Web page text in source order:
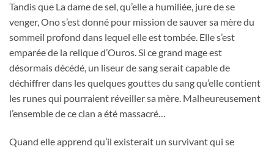
Tandis que La dame de sel, qu’elle a humiliée, jure de se
venger, Ono s’est donné pour mission de sauver sa mère du
sommeil profond dans lequel elle est tombée. Elle s’est
emparée de la relique d’Ouros. Si ce grand mage est
désormais décédé, un liseur de sang serait capable de
déchiffrer dans les quelques gouttes du sang qu’elle contient
les runes qui pourraient réveiller sa mère. Malheureusement
l’ensemble de ce clan a été massacré…
Quand elle apprend qu’il existerait un survivant qui se